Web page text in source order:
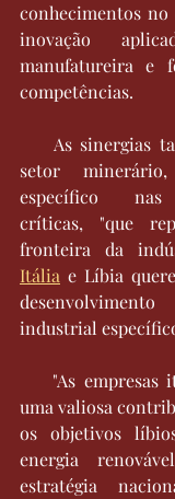
conhecimentos no
inovação
manufatureira e
competências.
As sinergias
setor
específico nas
críticas, "que
Itália e Líbia
industrial
"As empresas
uma valiosa
os objetivos
energia
estratégia